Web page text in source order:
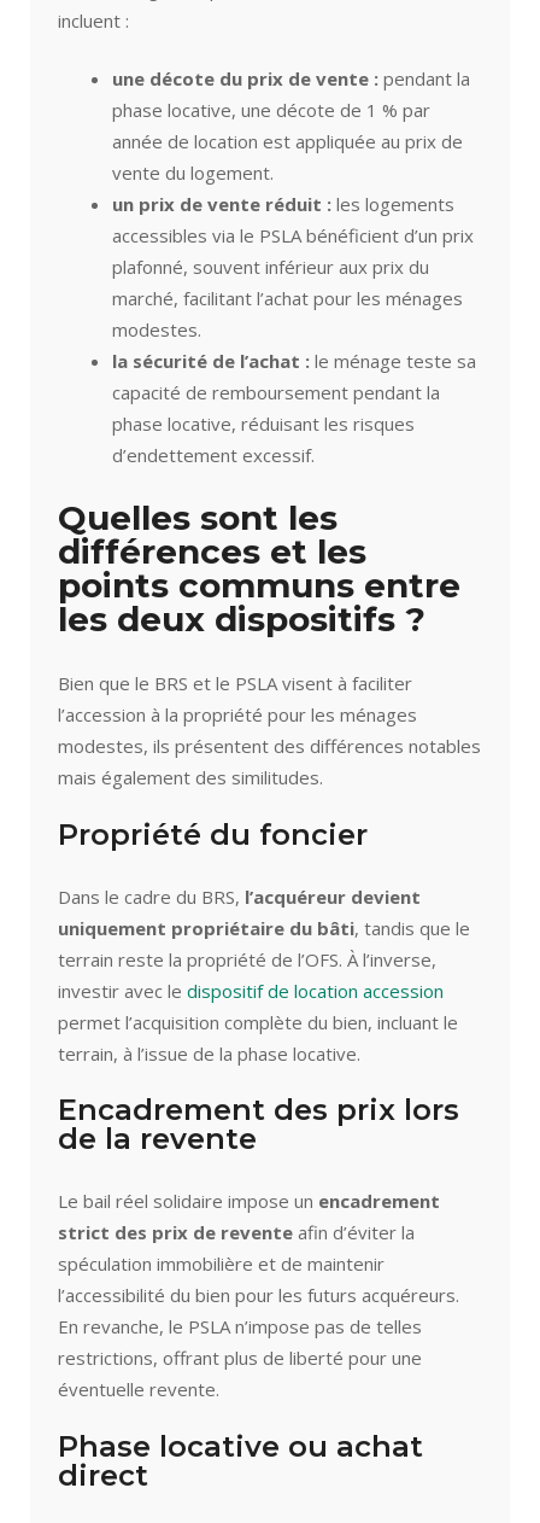
incluent :
une décote du prix de vente : pendant la
phase locative, une décote de 1 % par
année de location est appliquée au prix de
vente du logement.
un prix de vente réduit : les logements
accessibles via le PSLA bénéficient d’un prix
plafonné, souvent inférieur aux prix du
marché, facilitant l’achat pour les ménages
modestes.
la sécurité de l’achat : le ménage teste sa
capacité de remboursement pendant la
phase locative, réduisant les risques
d’endettement excessif.
Quelles sont les
différences et les
points communs entre
les deux dispositifs ?
Bien que le BRS et le PSLA visent à faciliter
l’accession à la propriété pour les ménages
modestes, ils présentent des différences notables
mais également des similitudes.
Propriété du foncier
Dans le cadre du BRS, l’acquéreur devient
uniquement propriétaire du bâti, tandis que le
terrain reste la propriété de l’OFS. À l’inverse,
investir avec le dispositif de location accession
permet l’acquisition complète du bien, incluant le
terrain, à l’issue de la phase locative.
Encadrement des prix lors
de la revente
Le bail réel solidaire impose un encadrement
strict des prix de revente afin d’éviter la
spéculation immobilière et de maintenir
l’accessibilité du bien pour les futurs acquéreurs.
En revanche, le PSLA n’impose pas de telles
restrictions, offrant plus de liberté pour une
éventuelle revente.
Phase locative ou achat
direct